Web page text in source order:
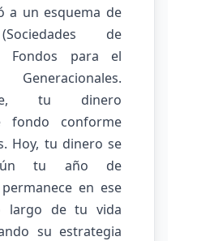
a un esquema de
de
Fondos para el
tu dinero
fondo conforme
Hoy, tu dinero se
tu año de
en ese
largo de tu vida
su estrategia